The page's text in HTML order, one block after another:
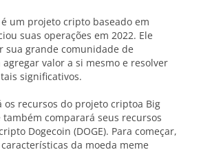
é um projeto cripto baseado em
suas operações em 2022. Ele
sua grande comunidade de
valor a si mesmo e resolver
significativos.
os recursos do projeto criptoa Big
também comparará seus recursos
Dogecoin (DOGE). Para começar,
da moeda meme